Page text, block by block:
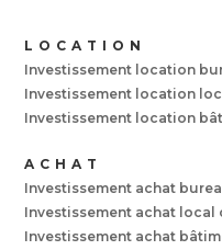
LOCATION
Investissement location
Investissement location
Investissement location
ACHAT
Investissement achat
Investissement achat local
Investissement achat